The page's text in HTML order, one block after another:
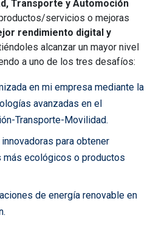
Transporte y Automoción
servicios o mejoras
rendimiento digital y
alcanzar un mayor nivel
a uno de los tres desafíos:
en mi empresa mediante la
avanzadas en el
Transporte-Movilidad.
para obtener
ecológicos o productos
de energía renovable en